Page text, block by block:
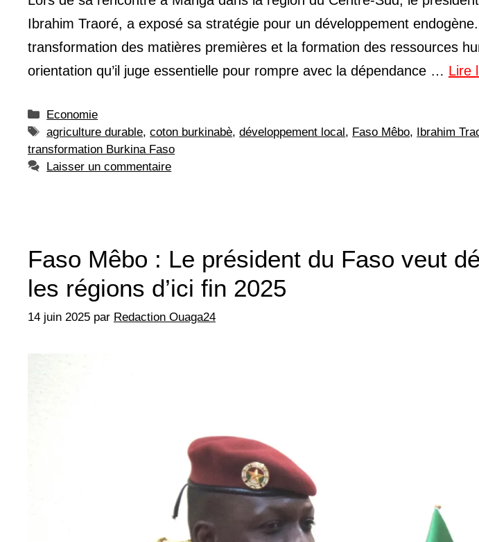
Ibrahim Traoré, a exposé sa stratégie pour un développement
transformation des matières premières et la formation des ressources
orientation qu’il juge essentielle pour rompre avec la dépendance … Lire
Catégories
Economie
Étiquettes
agriculture durable,coton burkinabè,développement local, Faso Mêbo, Ibrahim
transformation Burkina Faso
Laisser un commentaire
Faso Mêbo : Le président du Faso veut
les régions d’ici fin 2025
14 juin 2025 par Redaction Ouaga24